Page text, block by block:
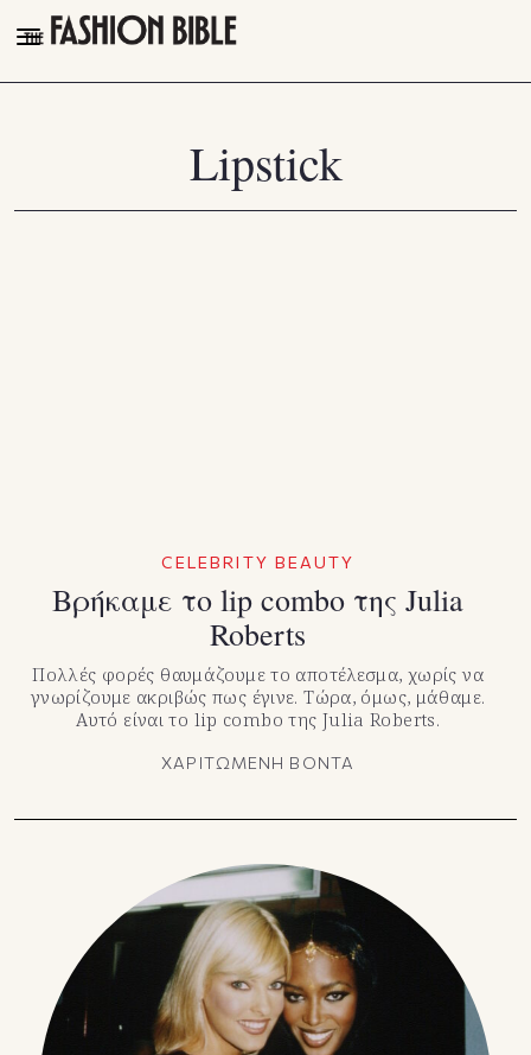
THE FASHION BIBLE
Lipstick
CELEBRITY BEAUTY
Βρήκαμε τo lip combo της Julia
Roberts
Πολλές φορές θαυμάζουμε το αποτέλεσμα, χωρίς να
γνωρίζουμε ακριβώς πως έγινε. Τώρα, όμως, μάθαμε.
Αυτό είναι το lip combo της Julia Roberts.
ΧΑΡΙΤΩΜΕΝΗ ΒΟΝΤΑ